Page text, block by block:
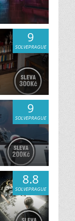
9
SOLVEPRAGUE
9
SOLVEPRAGUE
8.8
SOLVEPRAGUE